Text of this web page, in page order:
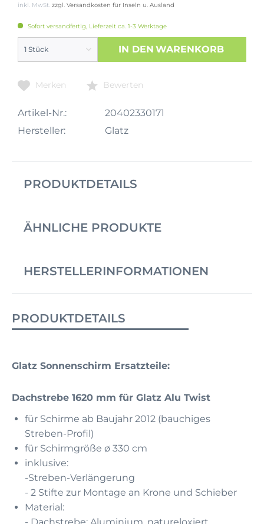
inkl. MwSt. zzgl. Versandkosten für Inseln u. Ausland
Sofort versandfertig, Lieferzeit ca. 1-3 Werktage
IN DEN WARENKORB
Merken Bewerten
Artikel-Nr.:
20402330171
Hersteller:
Glatz
PRODUKTDETAILS
ÄHNLICHE PRODUKTE
HERSTELLERINFORMATIONEN
PRODUKTDETAILS
Glatz Sonnenschirm Ersatzteile:
Dachstrebe 1620 mm für Glatz Alu Twist
für Schirme ab Baujahr 2012 (bauchiges
Streben-Profil)
für Schirmgröße ø 330 cm
inklusive:
-Streben-Verlängerung
- 2 Stifte zur Montage an Krone und Schieber
Material: